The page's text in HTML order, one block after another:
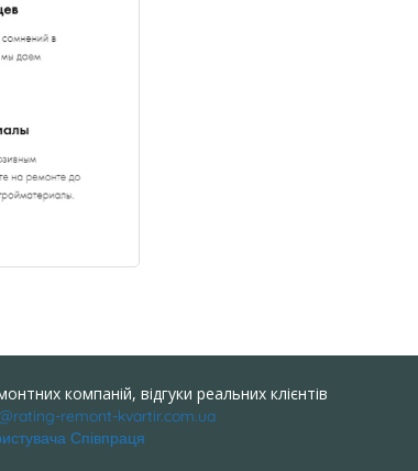
компаній, відгуки реальних клієнтів
remont-kvartir.com.ua
Співпраця